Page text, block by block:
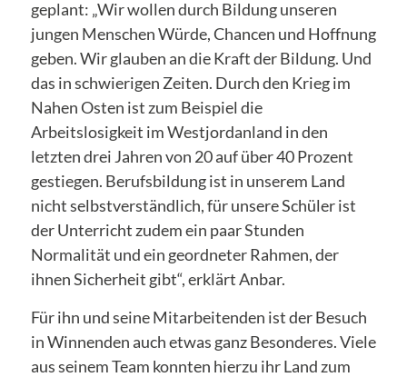
geplant: „Wir wollen durch Bildung unseren
jungen Menschen Würde, Chancen und Hoffnung
geben. Wir glauben an die Kraft der Bildung. Und
das in schwierigen Zeiten. Durch den Krieg im
Nahen Osten ist zum Beispiel die
Arbeitslosigkeit im Westjordanland in den
letzten drei Jahren von 20 auf über 40 Prozent
gestiegen. Berufsbildung ist in unserem Land
nicht selbstverständlich, für unsere Schüler ist
der Unterricht zudem ein paar Stunden
Normalität und ein geordneter Rahmen, der
ihnen Sicherheit gibt“, erklärt Anbar.
Für ihn und seine Mitarbeitenden ist der Besuch
in Winnenden auch etwas ganz Besonderes. Viele
aus seinem Team konnten hierzu ihr Land zum